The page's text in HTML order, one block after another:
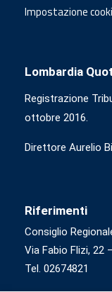
Impostazione
Lombardia
Registrazione
ottobre 2016.
Direttore Aurelio
Riferimenti
Consiglio
Via Fabio Flizi, 22
Tel. 02674821